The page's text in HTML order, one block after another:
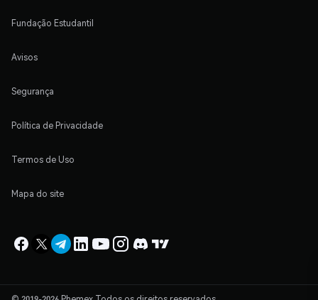
Fundação Estudantil
Avisos
Segurança
Política de Privacidade
Termos de Uso
Mapa do site